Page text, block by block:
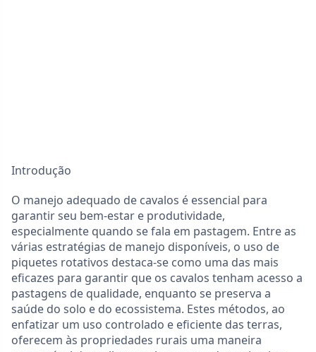
Introdução
O manejo adequado de cavalos é essencial para
garantir seu bem-estar e produtividade,
especialmente quando se fala em pastagem. Entre as
várias estratégias de manejo disponíveis, o uso de
piquetes rotativos destaca-se como uma das mais
eficazes para garantir que os cavalos tenham acesso a
pastagens de qualidade, enquanto se preserva a
saúde do solo e do ecossistema. Estes métodos, ao
enfatizar um uso controlado e eficiente das terras,
oferecem às propriedades rurais uma maneira